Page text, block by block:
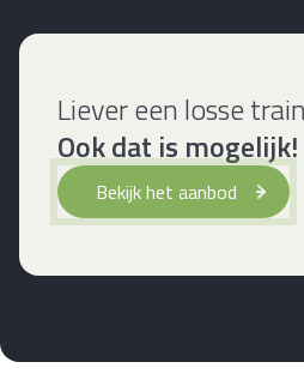
Liever een losse
Ook dat is mogelijk!
Bekijk het aanbod